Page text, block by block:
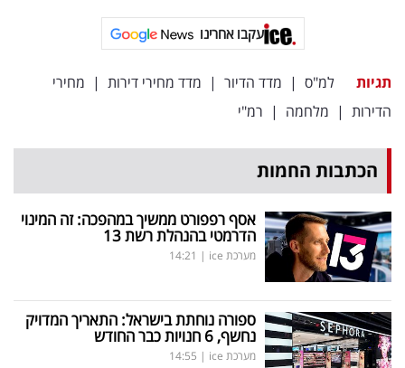
עקבו אחרינו
תגיות למ"ס | מדד הדיור | מדד מחירי דירות | מחירי
הדירות | מלחמה | רמ"י
הכתבות החמות
אסף רפפורט ממשיך במהפכה: זה המינוי
הדרמטי בהנהלת רשת 13
מערכת ice |
14:21
ספורה נוחתת בישראל: התאריך המדויק
נחשף, 6 חנויות כבר החודש
מערכת ice |
14:55